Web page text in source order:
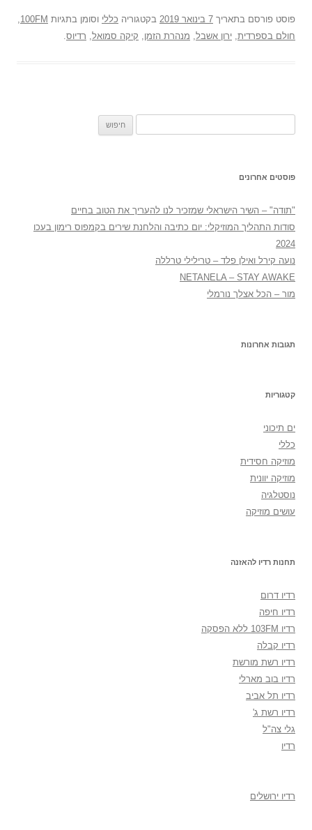
פוסט פורסם בתאריך 7 בינואר 2019 בקטגוריה כללי וסומן בתגיות 100FM
,
חולם בספרדית, ירון אשבל, מנהרת הזמן, קיקה סמואל, רדיוס.
פוסטים אחרונים
"תודה" – השיר הישראלי שמזכיר לנו להעריך את הטוב בחיים
סודות התהליך המוזיקלי: יום כתיבה והלחנת שירים בקמפוס רימון בעכו
2024
נועה קירל ואילן פלד – טרילילי טרללה
NETANELA – STAY AWAKE
מור – הכל אצלך נורמלי
תגובות אחרונות
קטגוריות
ים תיכוני
כללי
מוזיקה חסידית
מוזיקה יוונית
נוסטלגיה
עושים מוזיקה
תחנות רדיו להאזנה
רדיו דרום
רדיו חיפה
רדיו 103FM ללא הפסקה
רדיו קבלה
רדיו רשת מורשת
רדיו בוב מארלי
רדיו תל אביב
רדיו רשת ג'
גלי צה"ל
רדיו
רדיו ירושלים